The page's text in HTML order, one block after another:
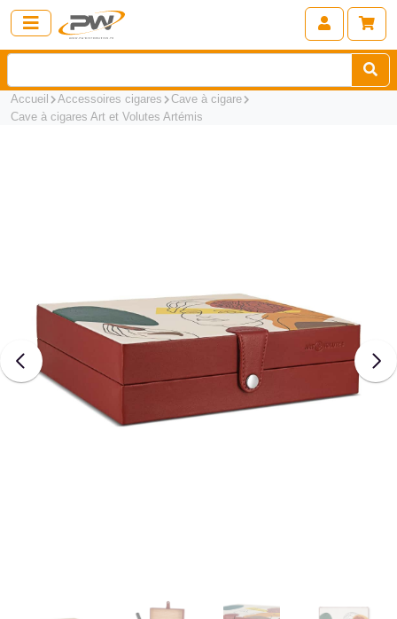
Accueil Accessoires cigares
Cave à cigare
Cave à cigares Art et Volutes Artémis